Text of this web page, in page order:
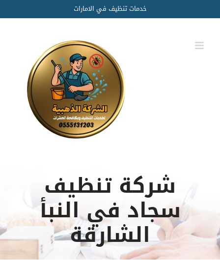
to
content
خدمات تنظيف في الامارات
شركة تنظيف
سجاد في النبأ
الشارقة